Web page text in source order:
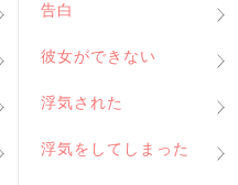
告白
彼女ができない
浮気された
浮気をしてしまった